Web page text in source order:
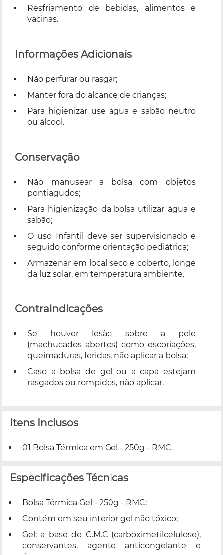
Resfriamento de bebidas, alimentos e
vacinas.
Informações Adicionais
Não perfurar ou rasgar;
Manter fora do alcance de crianças;
Para higienizar use água e sabão neutro
ou álcool.
Conservação
Não manusear a bolsa com objetos
pontiagudos;
Para higienização da bolsa utilizar água e
sabão;
O uso Infantil deve ser supervisionado e
seguido conforme orientação pediátrica;
Armazenar em local seco e coberto, longe
da luz solar, em temperatura ambiente.
Contraindicações
Se houver lesão sobre a pele
(machucados abertos) como escoriações,
queimaduras, feridas, não aplicar a bolsa;
Caso a bolsa de gel ou a capa estejam
rasgados ou rompidos, não aplicar.
Itens Inclusos
01 Bolsa Térmica em Gel - 250g - RMC.
Especificações Técnicas
Bolsa Térmica Gel - 250g - RMC;
Contém em seu interior gel não tóxico;
Gel: a base de C.M.C (carboximetilcelulose),
conservantes, agente anticongelante e